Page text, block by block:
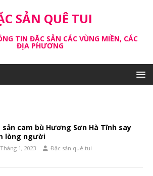
SẢN QUÊ TUI
TIN ĐẶC SẢN CÁC VÙNG MIỀN, CÁC
ĐỊA PHƯƠNG
sản cam bù Hương Sơn Hà Tĩnh say
lòng người
1, 2023 Đặc sản quê tui